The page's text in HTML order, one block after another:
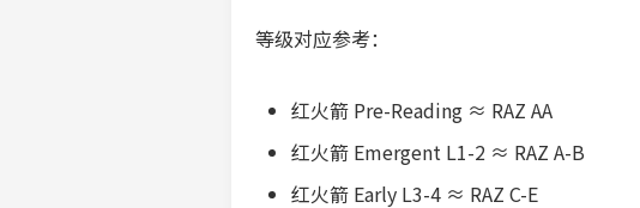
等级对应参考：
红火箭 Pre-Reading ≈ RAZ AA
红火箭 Emergent L1-2 ≈ RAZ A-B
红火箭 Early L3-4 ≈ RAZ C-E